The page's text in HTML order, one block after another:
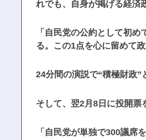
れでも、自身が掲げる経済
「自民党の公約として初
る。この1点を心に留めて
24分間の演説で“積極財政”
そして、翌2月8日に投開票
「自民党が単独で300議席